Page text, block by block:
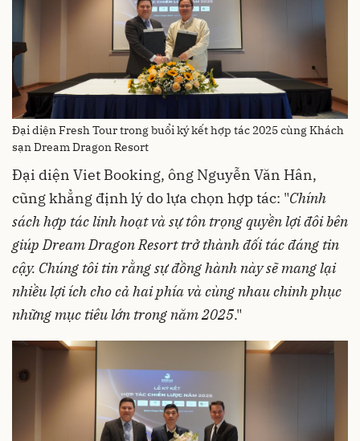
Đại diện Fresh Tour trong buổi ký kết hợp tác 2025 cùng Khách
sạn Dream Dragon Resort
Đại diện Viet Booking, ông Nguyễn Văn Hân,
cũng khẳng định lý do lựa chọn hợp tác: "Chính
sách hợp tác linh hoạt và sự tôn trọng quyền lợi đôi bên
giúp Dream Dragon Resort trở thành đối tác đáng tin
cậy. Chúng tôi tin rằng sự đồng hành này sẽ mang lại
nhiều lợi ích cho cả hai phía và cùng nhau chinh phục
những mục tiêu lớn trong năm 2025."